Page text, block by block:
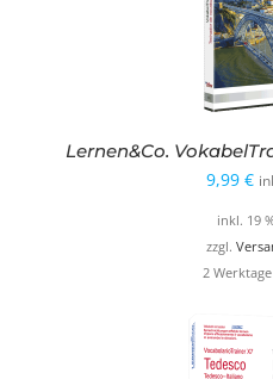
Lernen&Co.
9,99 €
inkl. 19
zzgl.
2